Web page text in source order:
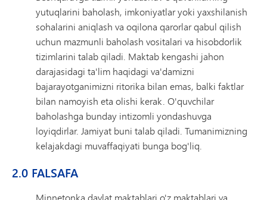
yutuqlarini baholash, imkoniyatlar yoki yaxshilanish
sohalarini aniqlash va oqilona qarorlar qabul qilish
uchun mazmunli baholash vositalari va hisobdorlik
tizimlarini talab qiladi. Maktab kengashi jahon
darajasidagi ta'lim haqidagi va'damizni
bajarayotganimizni ritorika bilan emas, balki faktlar
bilan namoyish eta olishi kerak. O'quvchilar
baholashga bunday intizomli yondashuvga
loyiqdirlar. Jamiyat buni talab qiladi. Tumanimizning
kelajakdagi muvaffaqiyati bunga bog'liq.
2.0 FALSAFA